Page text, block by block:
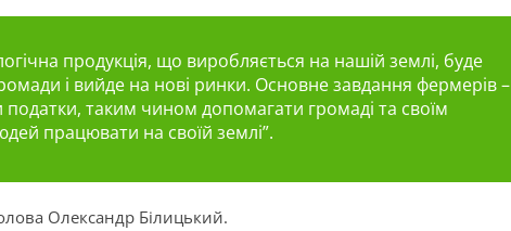
продукція, що виробляється на нашій землі, буде
і вийде на нові ринки. Основне завдання фермерів –
таким чином допомагати громаді та своїм
працювати на своїй землі”.
Олександр Білицький.